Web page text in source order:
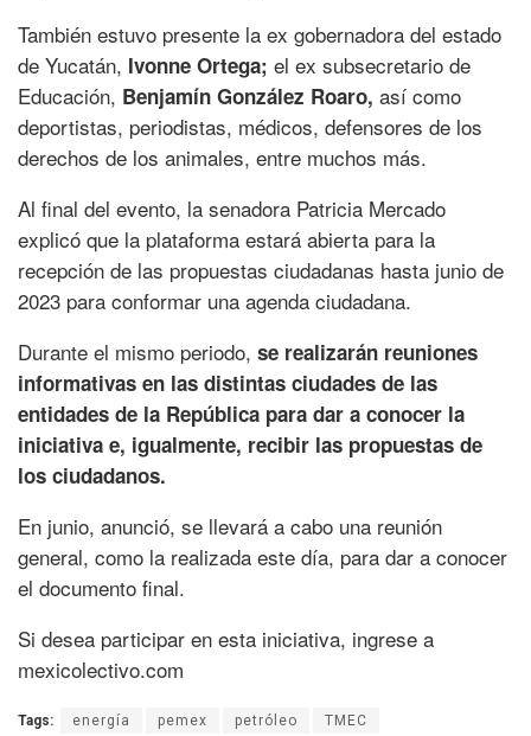
También estuvo presente la ex gobernadora del estado
de Yucatán, Ivonne Ortega; el ex subsecretario de
Educación, Benjamín González Roaro, así como
deportistas, periodistas, médicos, defensores de los
derechos de los animales, entre muchos más.
Al final del evento, la senadora Patricia Mercado
explicó que la plataforma estará abierta para la
recepción de las propuestas ciudadanas hasta junio de
2023 para conformar una agenda ciudadana.
Durante el mismo periodo, se realizarán reuniones
informativas en las distintas ciudades de las
entidades de la República para dar a conocer la
iniciativa e, igualmente, recibir las propuestas de
los ciudadanos.
En junio, anunció, se llevará a cabo una reunión
general, como la realizada este día, para dar a conocer
el documento final.
Si desea participar en esta iniciativa, ingrese a
mexicolectivo.com
Tags: energía pemex petróleo TMEC